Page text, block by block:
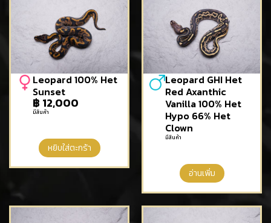
Leopard 100% Het
Sunset
฿ 12,000
มีสินค้า
หยิบใส่ตะกร้า
Leopard GHI Het
Red Axanthic
Vanilla 100% Het
Hypo 66% Het
Clown
มีสินค้า
อ่านเพิ่ม